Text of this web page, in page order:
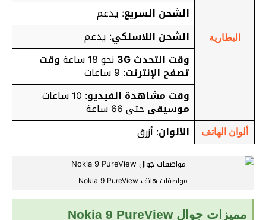
البطارية
الشحن السريع: يدعم
الشحن اللاسلكي: يدعم
وقت التحدث 3G
نحو 18 ساعة وقت
تصفح الإنترنت: 9 ساعات
وقت مشاهدة الفيديو: 10 ساعات
موسيقى حتى 66 ساعة
ألوان الهاتف الألوان: أزرق
مواصفات هاتف Nokia 9 PureView
مميزات جوال Nokia 9 PureView